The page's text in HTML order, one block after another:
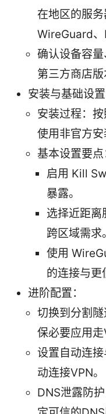
在地区的服务
WireGuard、
确认设备容
第三方商店版
安装与基础设置
安装过程：
使用非官方安
基本设置要点
启用 Kill
暴露。
选择近距离
跨区域需求。
使用
的连接与更
进阶配置：
切换到分割
保必要应用走
设置自动连
动连接VPN。
DNS泄露防